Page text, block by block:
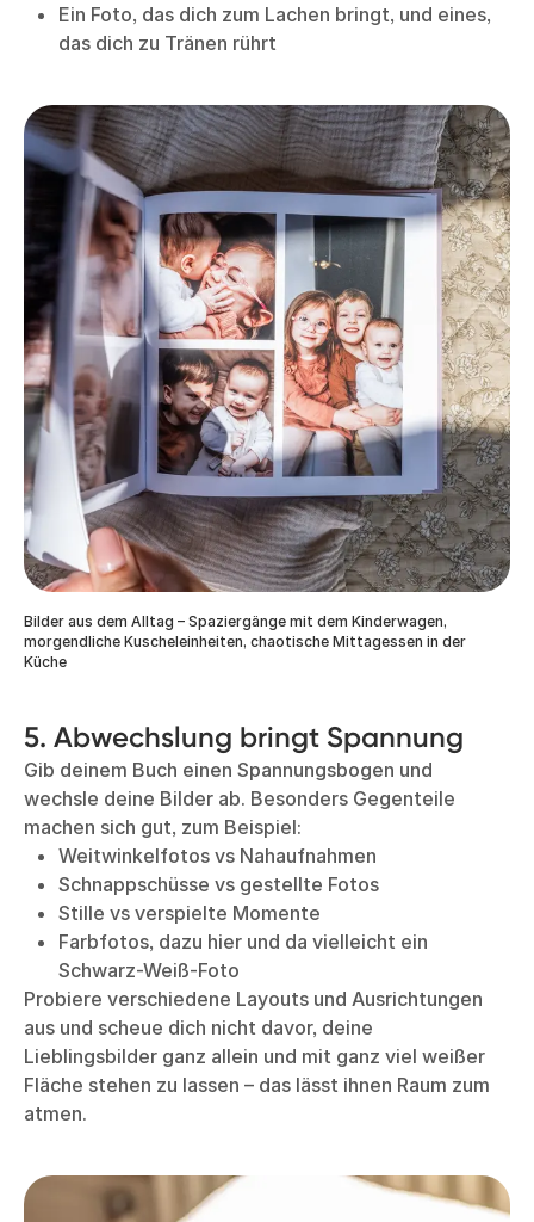
Ein Foto, das dich zum Lachen bringt, und eines,
das dich zu Tränen rührt
Bilder aus dem Alltag – Spaziergänge mit dem Kinderwagen,
morgendliche Kuscheleinheiten, chaotische Mittagessen in der
Küche
5. Abwechslung bringt Spannung
Gib deinem Buch einen Spannungsbogen und
wechsle deine Bilder ab. Besonders Gegenteile
machen sich gut, zum Beispiel:
Weitwinkelfotos vs Nahaufnahmen
Schnappschüsse vs gestellte Fotos
Stille vs verspielte Momente
Farbfotos, dazu hier und da vielleicht ein
Schwarz-Weiß-Foto
Probiere verschiedene Layouts und Ausrichtungen
aus und scheue dich nicht davor, deine
Lieblingsbilder ganz allein und mit ganz viel weißer
Fläche stehen zu lassen – das lässt ihnen Raum zum
atmen.